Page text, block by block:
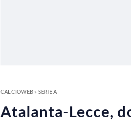
CALCIOWEB» SERIE A
Atalanta-Lecce,